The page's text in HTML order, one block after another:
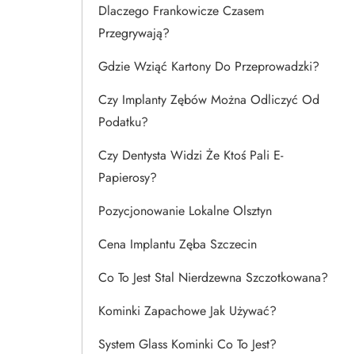
Dlaczego Frankowicze Czasem
Przegrywają?
Gdzie Wziąć Kartony Do Przeprowadzki?
Czy Implanty Zębów Można Odliczyć Od
Podatku?
Czy Dentysta Widzi Że Ktoś Pali E-
Papierosy?
Pozycjonowanie Lokalne Olsztyn
Cena Implantu Zęba Szczecin
Co To Jest Stal Nierdzewna Szczotkowana?
Kominki Zapachowe Jak Używać?
System Glass Kominki Co To Jest?